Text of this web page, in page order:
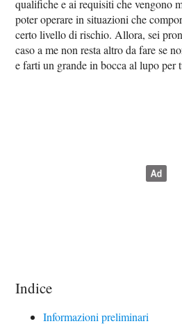
qualifiche e ai requisiti che vengono
poter operare in situazioni che
certo livello di rischio. Allora, sei
caso a me non resta altro da fare se
e farti un grande in bocca al lupo per
Indice
Informazioni preliminari